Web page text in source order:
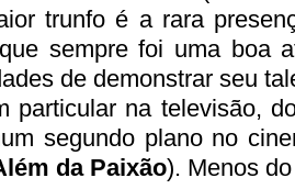
trunfo é a rara
sempre foi uma boa
de demonstrar seu
particular na televisão,
segundo plano no
da Paixão). Menos